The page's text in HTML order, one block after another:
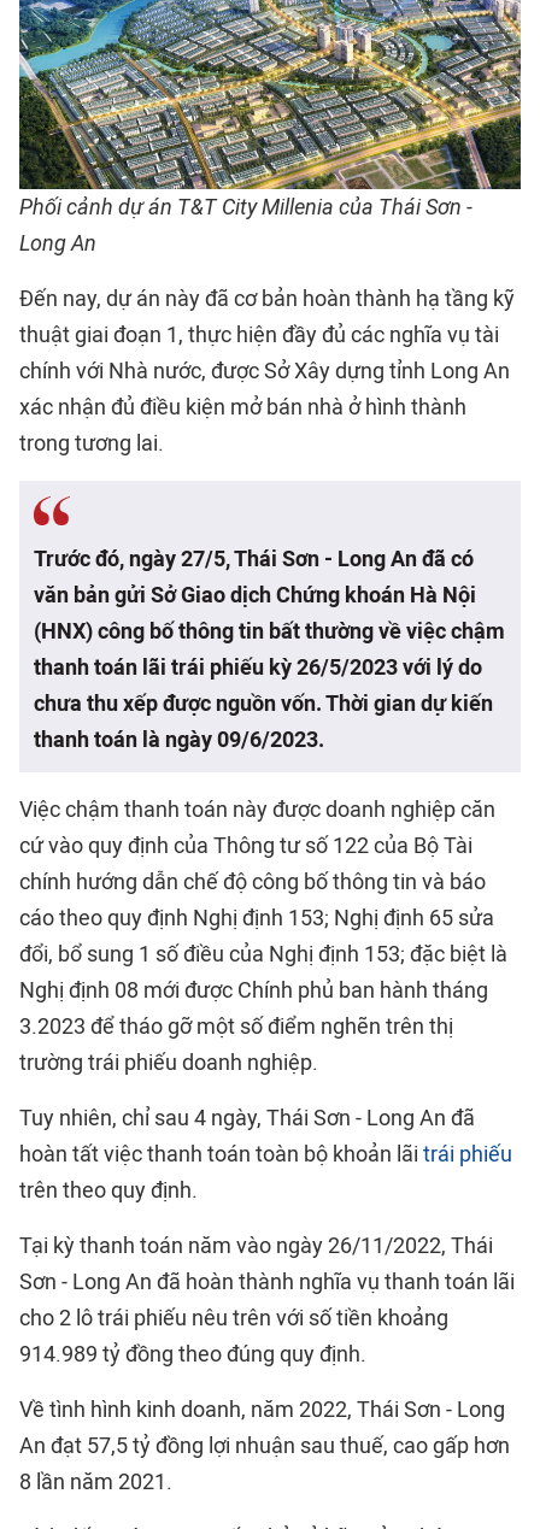
Phối cảnh dự án T&T City Millenia của Thái Sơn -
Long An
Đến nay, dự án này đã cơ bản hoàn thành hạ tầng kỹ
thuật giai đoạn 1, thực hiện đầy đủ các nghĩa vụ tài
chính với Nhà nước, được Sở Xây dựng tỉnh Long An
xác nhận đủ điều kiện mở bán nhà ở hình thành
trong tương lai.
Trước đó, ngày 27/5, Thái Sơn - Long An đã có
văn bản gửi Sở Giao dịch Chứng khoán Hà Nội
(HNX) công bố thông tin bất thường về việc chậm
thanh toán lãi trái phiếu kỳ 26/5/2023 với lý do
chưa thu xếp được nguồn vốn. Thời gian dự kiến
thanh toán là ngày 09/6/2023.
Việc chậm thanh toán này được doanh nghiệp căn
cứ vào quy định của Thông tư số 122 của Bộ Tài
chính hướng dẫn chế độ công bố thông tin và báo
cáo theo quy định Nghị định 153; Nghị định 65 sửa
đổi, bổ sung 1 số điều của Nghị định 153; đặc biệt là
Nghị định 08 mới được Chính phủ ban hành tháng
3.2023 để tháo gỡ một số điểm nghẽn trên thị
trường trái phiếu doanh nghiệp.
Tuy nhiên, chỉ sau 4 ngày, Thái Sơn - Long An đã
hoàn tất việc thanh toán toàn bộ khoản lãi trái phiếu
trên theo quy định.
Tại kỳ thanh toán năm vào ngày 26/11/2022, Thái
Sơn - Long An đã hoàn thành nghĩa vụ thanh toán lãi
cho 2 lô trái phiếu nêu trên với số tiền khoảng
914.989 tỷ đồng theo đúng quy định.
Về tình hình kinh doanh, năm 2022, Thái Sơn - Long
An đạt 57,5 tỷ đồng lợi nhuận sau thuế, cao gấp hơn
8 lần năm 2021.